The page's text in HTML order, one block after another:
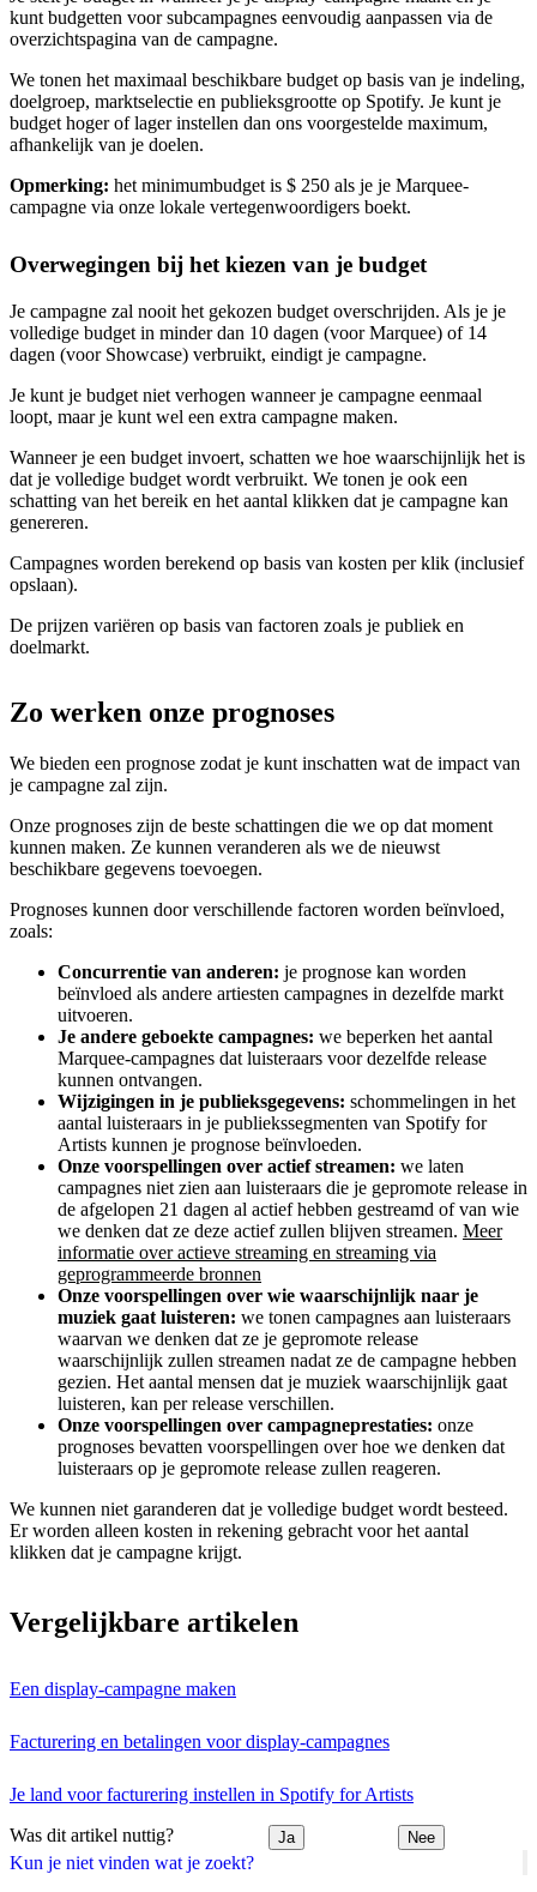
Kun je niet vinden wat je zoekt?
kunt budgetten voor subcampagnes eenvoudig aanpassen via de
overzichtspagina van de campagne.
We tonen het maximaal beschikbare budget op basis van je indeling,
doelgroep, marktselectie en publieksgrootte op Spotify. Je kunt je
budget hoger of lager instellen dan ons voorgestelde maximum,
afhankelijk van je doelen.
Opmerking: het minimumbudget is $ 250 als je je Marquee-
campagne via onze lokale vertegenwoordigers boekt.
Overwegingen bij het kiezen van je budget
Je campagne zal nooit het gekozen budget overschrijden. Als je je
volledige budget in minder dan 10 dagen (voor Marquee) of 14
dagen (voor Showcase) verbruikt, eindigt je campagne.
Je kunt je budget niet verhogen wanneer je campagne eenmaal
loopt, maar je kunt wel een extra campagne maken.
Wanneer je een budget invoert, schatten we hoe waarschijnlijk het is
dat je volledige budget wordt verbruikt. We tonen je ook een
schatting van het bereik en het aantal klikken dat je campagne kan
genereren.
Campagnes worden berekend op basis van kosten per klik (inclusief
opslaan).
De prijzen variëren op basis van factoren zoals je publiek en
doelmarkt.
Zo werken onze prognoses
We bieden een prognose zodat je kunt inschatten wat de impact van
je campagne zal zijn.
Onze prognoses zijn de beste schattingen die we op dat moment
kunnen maken. Ze kunnen veranderen als we de nieuwst
beschikbare gegevens toevoegen.
Prognoses kunnen door verschillende factoren worden beïnvloed,
zoals:
Concurrentie van anderen: je prognose kan worden
beïnvloed als andere artiesten campagnes in dezelfde markt
uitvoeren.
Je andere geboekte campagnes: we beperken het aantal
Marquee-campagnes dat luisteraars voor dezelfde release
kunnen ontvangen.
Wijzigingen in je publieksgegevens: schommelingen in het
aantal luisteraars in je publiekssegmenten van Spotify for
Artists kunnen je prognose beïnvloeden.
Onze voorspellingen over actief streamen: we laten
campagnes niet zien aan luisteraars die je gepromote release in
de afgelopen 21 dagen al actief hebben gestreamd of van wie
we denken dat ze deze actief zullen blijven streamen. Meer
informatie over actieve streaming en streaming via
geprogrammeerde bronnen
Onze voorspellingen over wie waarschijnlijk naar je
muziek gaat luisteren: we tonen campagnes aan luisteraars
waarvan we denken dat ze je gepromote release
waarschijnlijk zullen streamen nadat ze de campagne hebben
gezien. Het aantal mensen dat je muziek waarschijnlijk gaat
luisteren, kan per release verschillen.
Onze voorspellingen over campagneprestaties: onze
prognoses bevatten voorspellingen over hoe we denken dat
luisteraars op je gepromote release zullen reageren.
We kunnen niet garanderen dat je volledige budget wordt besteed.
Er worden alleen kosten in rekening gebracht voor het aantal
klikken dat je campagne krijgt.
Vergelijkbare artikelen
Een display-campagne maken
Facturering en betalingen voor display-campagnes
Je land voor facturering instellen in Spotify for Artists
Was dit artikel nuttig? Ja Nee